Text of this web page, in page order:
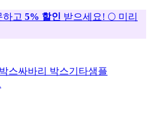
하고 5% 할인 받으세요! 🌕 미리
스싸바리 박스기타샘플